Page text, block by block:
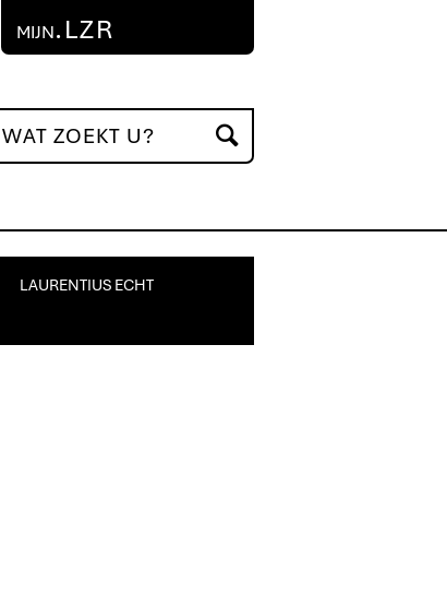
MIJN.LZR
LAURENTIUS ECHT